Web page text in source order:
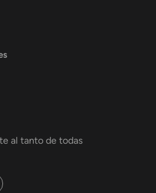
al tanto de todas